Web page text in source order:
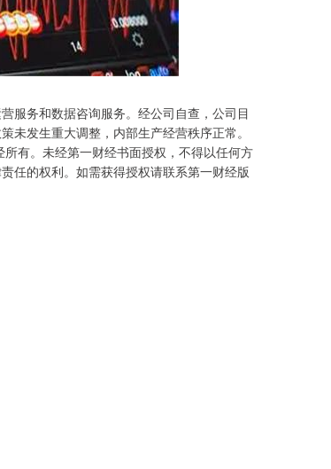
服务和数据咨询服务。经公司自查，公司目
未发生重大调整，内部生产经营秩序正常。
有。未经第一财经书面授权，不得以任何方
任的权利。如需获得授权请联系第一财经版